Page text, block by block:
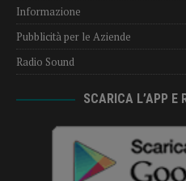
Informazione
Pubblicità per le Aziende
Radio Sound
SCARICA L’APP E